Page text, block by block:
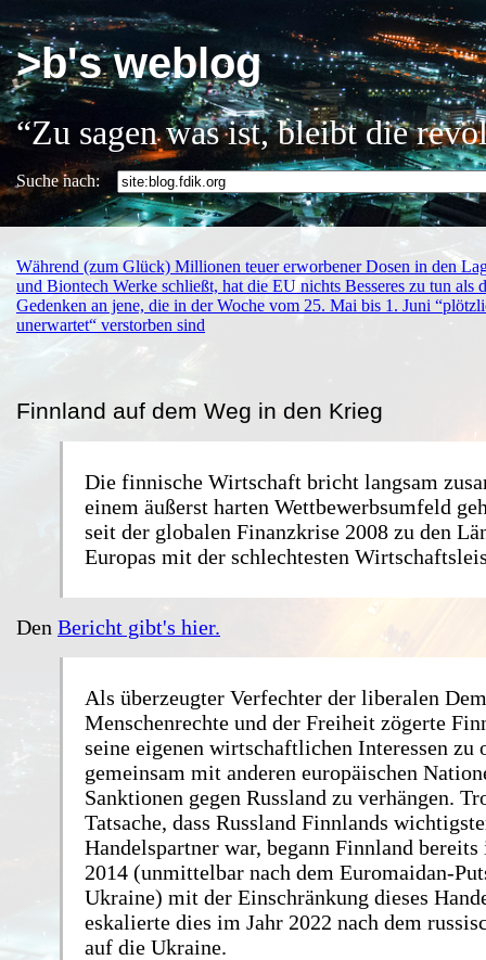
>b's weblog
“Zu sagen was ist, bleibt die
Suche nach:
Während (zum Glück) Millionen teuer erworbener Dosen in den
und Biontech Werke schließt, hat die EU nichts Besseres zu tun als
Gedenken an jene, die in der Woche vom 25. Mai bis 1. Juni
unerwartet“ verstorben sind
Finnland auf dem Weg in den Krieg
Die finnische Wirtschaft bricht langsam
einem äußerst harten Wettbewerbsumfeld
seit der globalen Finanzkrise 2008 zu den
Europas mit der schlechtesten
Den Bericht gibt's hier.
Als überzeugter Verfechter der liberalen
Menschenrechte und der Freiheit zögerte
seine eigenen wirtschaftlichen Interessen zu
gemeinsam mit anderen europäischen
Sanktionen gegen Russland zu verhängen.
Tatsache, dass Russland Finnlands
Handelspartner war, begann Finnland
2014 (unmittelbar nach dem Euromaidan-
Ukraine) mit der Einschränkung dieses
eskalierte dies im Jahr 2022 nach dem
auf die Ukraine.